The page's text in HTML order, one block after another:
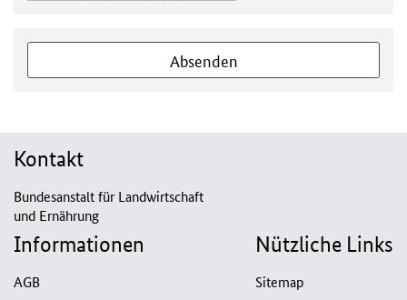
Absenden
Kontakt
Bundesanstalt für Landwirtschaft
und Ernährung
Informationen
AGB
Nützliche Links
Sitemap